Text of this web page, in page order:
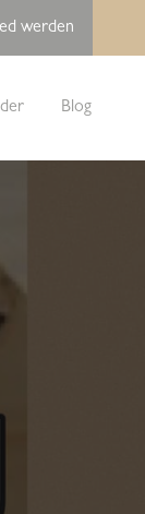
werden
Blog